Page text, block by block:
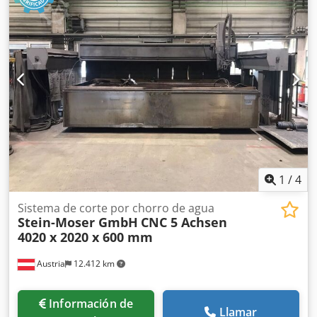
Velocidad de rotación de la mesa: 0,05 - 1,00 RPM Motor:
2,2 kW Dimensiones: 1600 x 2100 x 1200 mm Peso: 3500 kg
1 /4
Austria 12.412 km
Sistema de corte por chorro de agua
Stein-Moser GmbH CNC 5 Achsen
4020 x 2020 x 600 mm
Información de
Llamar